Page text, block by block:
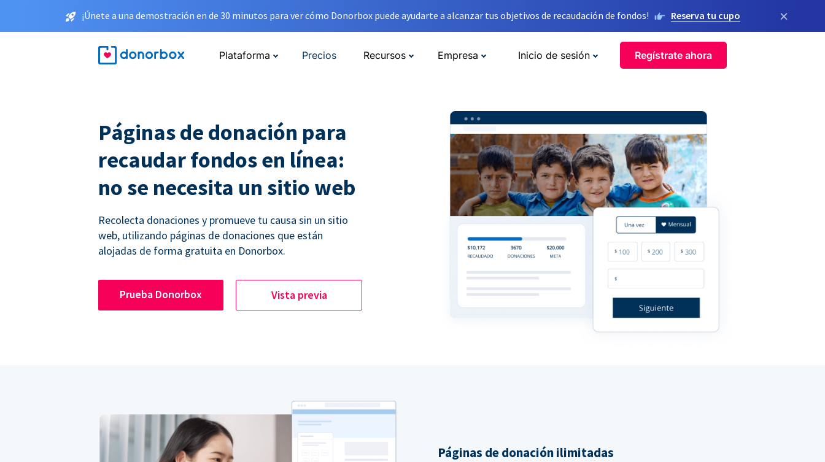
¡Únete a una demostración en de 30 minutos para ver cómo Donorbox puede ayudarte a alcanzar tus objetivos de recaudación de fondos! Reserva tu cupo ×
Plataforma Precios Recursos Empresa Inicio de sesión Regístrate ahora
Páginas de donación para
recaudar fondos en línea:
no se necesita un sitio web
Recolecta donaciones y promueve tu causa sin un sitio
web, utilizando páginas de donaciones que están
alojadas de forma gratuita en Donorbox.
Prueba Donorbox Vista previa
Páginas de donación ilimitadas